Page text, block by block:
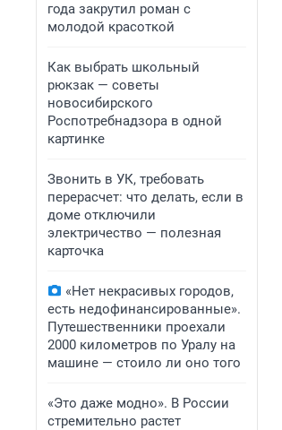
года закрутил роман с
молодой красоткой
Как выбрать школьный
рюкзак — советы
новосибирского
Роспотребнадзора в одной
картинке
Звонить в УК, требовать
перерасчет: что делать, если в
доме отключили
электричество — полезная
карточка
«Нет некрасивых городов,
есть недофинансированные».
Путешественники проехали
2000 километров по Уралу на
машине — стоило ли оно того
«Это даже модно». В России
стремительно растет